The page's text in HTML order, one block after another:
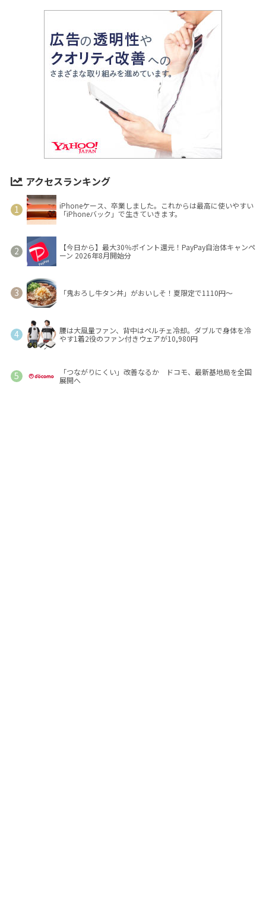
アクセスランキング
iPhoneケース、卒業しました。これからは最高に使いやすい
「iPhoneバック」で生きていきます。
【今日から】最大30％ポイント還元！PayPay自治体キャンペ
ーン 2026年8月開始分
「鬼おろし牛タン丼」がおいしそ！夏限定で1110円～
腰は大風量ファン、背中はペルチェ冷却。ダブルで身体を冷
やす1着2役のファン付きウェアが10,980円
「つながりにくい」改善なるか ドコモ、最新基地局を全国
展開へ